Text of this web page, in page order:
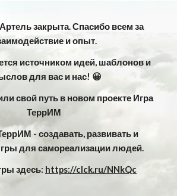
закрыта. Спасибо всем за
и опыт.
источником идей, шаблонов и
для вас и нас! 😀
свой путь в новом проекте Игра
ТеррИМ
- создавать, развивать и
для самореализации людей.
здесь: https://clck.ru/NNkQc